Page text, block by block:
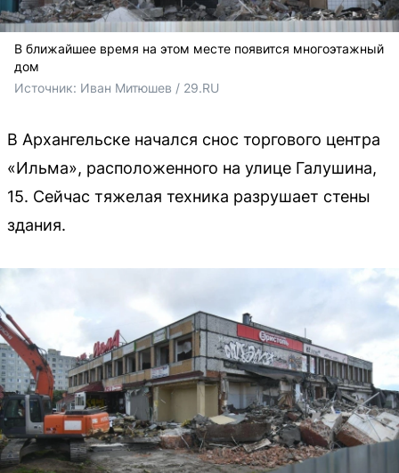
В ближайшее время на этом месте появится многоэтажный
дом
Источник: Иван Митюшев / 29.RU
В Архангельске начался снос торгового центра
«Ильма», расположенного на улице Галушина,
15. Сейчас тяжелая техника разрушает стены
здания.